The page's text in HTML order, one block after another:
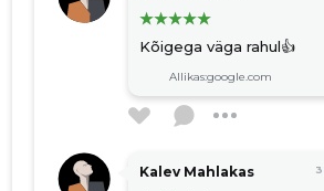
Kõigega väga rahul👍
Allikas:google.com
Kalev Mahlakas